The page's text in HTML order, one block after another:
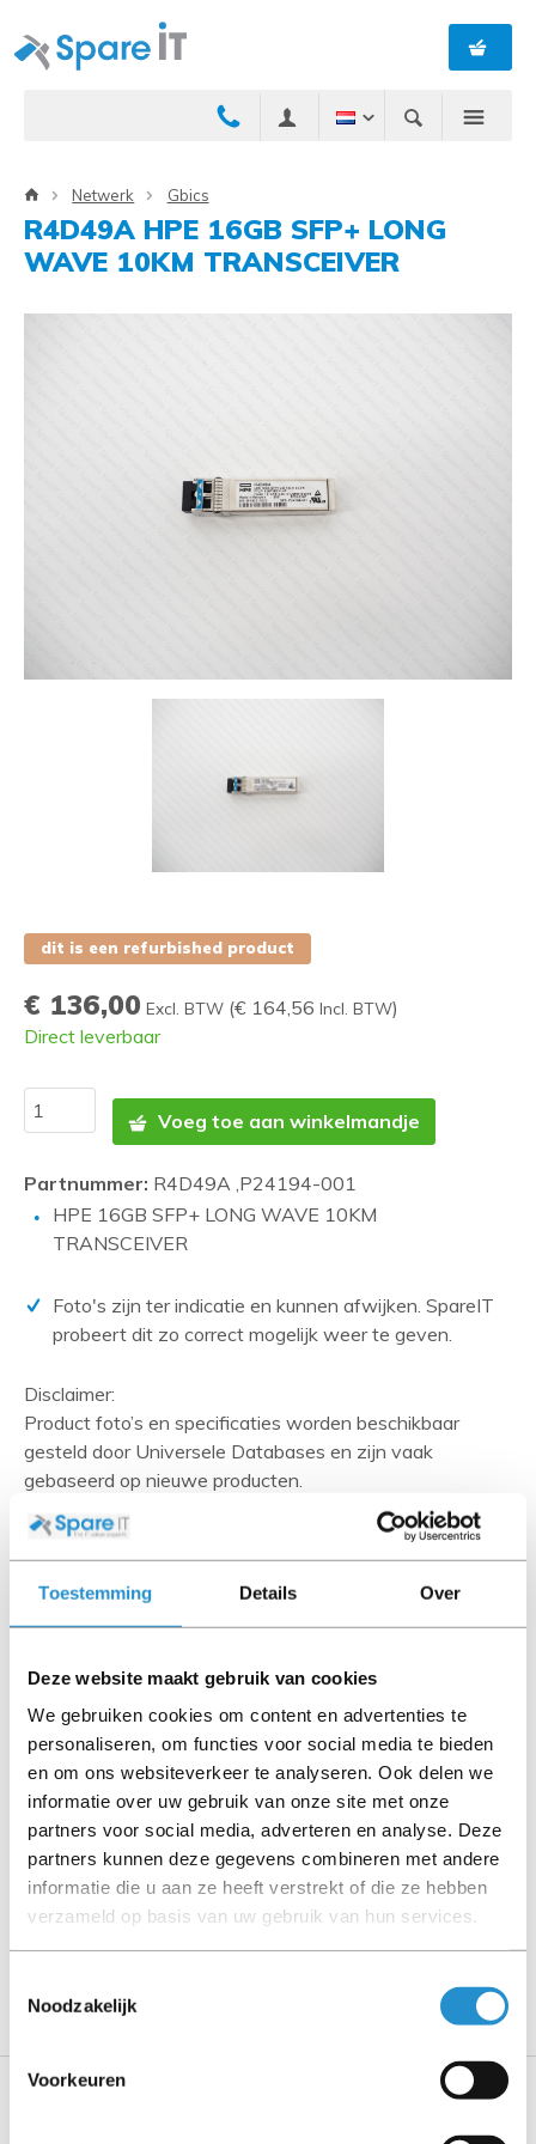
Toestemming Details Over
Deze website maakt gebruik van cookies
We gebruiken cookies om content en advertenties te
personaliseren, om functies voor social media te bieden
en om ons websiteverkeer te analyseren. Ook delen we
informatie over uw gebruik van onze site met onze
partners voor social media, adverteren en analyse. Deze
partners kunnen deze gegevens combineren met andere
informatie die u aan ze heeft verstrekt of die ze hebben
verzameld op basis van uw gebruik van hun services.
Noodzakelijk
Voorkeuren
Netwerk Gbics
R4D49A HPE 16GB SFP+ LONG
WAVE 10KM TRANSCEIVER
dit is een refurbished product
€ 136,00 Excl. BTW (€ 164,56 Incl. BTW)
Direct leverbaar
Voeg toe aan winkelmandje
Partnummer: R4D49A ,P24194-001
HPE 16GB SFP+ LONG WAVE 10KM
TRANSCEIVER
Foto's zijn ter indicatie en kunnen afwijken. SpareIT
probeert dit zo correct mogelijk weer te geven.
Disclaimer:
Product foto’s en specificaties worden beschikbaar
gesteld door Universele Databases en zijn vaak
gebaseerd op nieuwe producten.
Wanneer het artikel een 'Refurbished product' betreft is
deze door ons getest en heeft het een A-grade conditie
(tenzij anders aangegeven). Bij Refurbished artikelen zijn
kabels, software media en handleidingen niet inbegrepen
(tenzij anders aangegeven).
Let goed op de productbeschrijving en neem bij vragen
contact op met ons.
Omschrijving
Toon meer
LET OP: Op refurbished producten geldt een
garantieperiode van 90 dagen, tenzij anders